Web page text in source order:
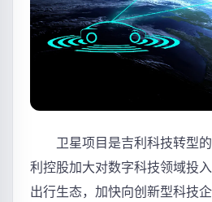
卫星项目是吉利科技转型的
利控股加大对数字科技领域投
出行生态，加快向创新型科技